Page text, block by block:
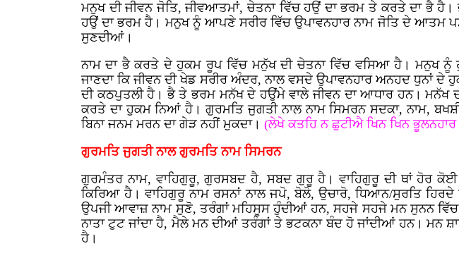
ਮਨੁਖ ਦੀ ਜੀਵਨ ਜੋਤਿ, ਜੀਵਆਤਮਾਂ, ਚੇਤਨਾ ਵਿੱਚ ਹਉਂ ਦਾ ਭਰਮ ਤੇ ਕਰਤੇ ਦਾ ਭੈ
ਹਉਂ ਦਾ ਭਰਮ ਹੈ। ਮਨੁਖ ਨੂੰ ਆਪਣੇ ਸਰੀਰ ਵਿੱਚ ਉਪਾਵਨਹਾਰ ਨਾਮ ਜੋਤਿ ਦੇ ਆਤਮ
ਸੁਣਦੀਆਂ।
ਨਾਮ ਦਾ ਭੈ ਕਰਤੇ ਦੇ ਹੁਕਮ ਰੂਪ ਵਿੱਚ ਮਨੁੱਖ ਦੀ ਚੇਤਨਾ ਵਿੱਚ ਵਸਿਆ ਹੈ। ਮਨੁਖ ਨੂੰ
ਜਾਣਦਾ ਕਿ ਜੀਵਨ ਦੀ ਖੇਡ ਸਰੀਰ ਅੰਦਰ, ਨਾਲ ਵਸਦੇ ਉਪਾਵਨਹਾਰ ਅਨਹਦ ਧੁਨਾਂ
ਦੀ ਕਠਪੁਤਲੀ ਹੈ। ਭੈ ਤੇ ਭਰਮ ਮਨੱਖ ਦੇ ਹਉਂਮੇ ਵਾਲੇ ਜੀਵਨ ਦਾ ਆਧਾਰ ਹਨ। ਮਨੱਖ
ਕਰਤੇ ਦਾ ਹੁਕਮ ਨਿਆਂ ਹੈ। ਗੁਰਮਤਿ ਜੁਗਤੀ ਨਾਲ ਨਾਮ ਸਿਮਰਨ ਸਦਕਾ, ਨਾਮ,
ਬਿਨਾ ਜਨਮ ਮਰਨ ਦਾ ਗੇੜ ਨਹੀਂ ਮੁਕਦਾ। (ਲੇਖੇ ਕਤਹਿ ਨ ਛੁਟੀਐ ਖਿਨ ਖਿਨ
ਗੁਰਮਤਿ ਜੁਗਤੀ ਨਾਲ ਗੁਰਮਤਿ ਨਾਮ ਸਿਮਰਨ
ਗੁਰਮੰਤਰ ਨਾਮ, ਵਾਹਿਗੁਰੂ, ਗੁਰਸਬਦ ਹੈ, ਸਬਦ ਗੁਰੂ ਹੈ। ਵਾਹਿਗੁਰੂ ਦੀ ਥਾਂ ਹੋਰ
ਕਿਰਿਆ ਹੈ। ਵਾਹਿਗੁਰੂ ਨਾਮ ਰਸਨਾਂ ਨਾਲ ਜਪੋ, ਬੋਲੋ, ਉਚਾਰੋ, ਧਿਆਨ/ਸੁਰਤਿ
ਉਪਜੀ ਆਵਾਜ਼ ਨਾਮ ਸੁਣੋ, ਤਰੰਗਾਂ ਮਹਿਸੂਸ ਹੁੰਦੀਆਂ ਹਨ, ਸਹਜੇ ਸਹਜੇ ਮਨ ਸੁਨਨ
ਨਾਤਾ ਟੁਟ ਜਾਂਦਾ ਹੈ, ਮੈਲੇ ਮਨ ਦੀਆਂ ਤਰੰਗਾਂ ਤੇ ਭਟਕਨਾ ਬੰਦ ਹੋ ਜਾਂਦੀਆਂ ਹਨ। ਮਨ
ਹੈ।